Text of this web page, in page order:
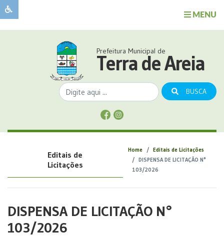
MENU
Sobre
Sobre
Prefeitura Municipal de
Terra de Areia
BUSCA
Editais de
Licitações
Home
Editais de Licitações
DISPENSA DE LICITAÇÃO N°
103/2026
DISPENSA DE LICITAÇÃO N°
103/2026